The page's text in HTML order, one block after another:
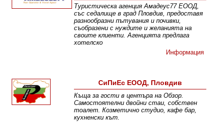
Туристическа агенция Амадеус77 ЕООД,
със седалище в град Пловдив, предоставя
разнообразни пътувания и почивки,
съобразени с нуждите и желанията на
своите клиенти. Агенцията предлага
хотелско
Информация
СиПиЕс ЕООД, Пловдив
Къща за гости в центъра на Обзор.
Самостоятелни двойни стаи, собствен
тоалет. Козметично студио, кафе бар,
кухненски кът.